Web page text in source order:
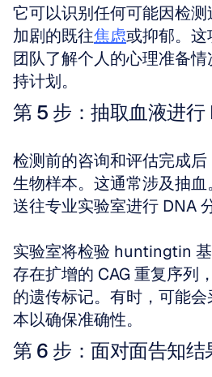
它可以识别任何可能因检
加剧的既往焦虑或抑郁。
团队了解个人的心理准备
持计划。
第 5 步：抽取血液进行
检测前的咨询和评估完成
生物样本。这通常涉及抽
送往专业实验室进行 DNA
实验室将检验 huntingtin
存在扩增的 CAG 重复序列
的遗传标记。有时，可能
本以确保准确性。
第 6 步：面对面告知结